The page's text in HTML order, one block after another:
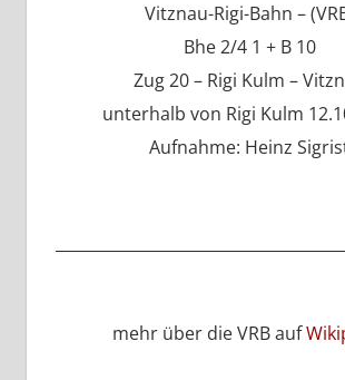
Vitznau-Rigi-Bahn –
Bhe 2/4 1 + B 10
Zug 20 – Rigi Kulm –
unterhalb von Rigi Kulm
Aufnahme: Heinz
mehr über die VRB auf